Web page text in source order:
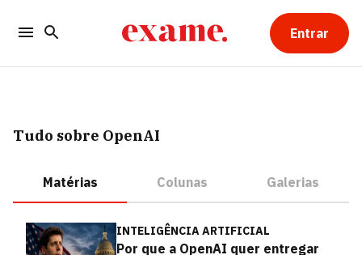
Entrar
Tudo sobre OpenAI
Matérias Colunas Galerias
INTELIGÊNCIA ARTIFICIAL
Por que a OpenAI quer entregar